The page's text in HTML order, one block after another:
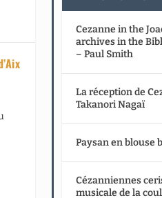
Cezanne in the
archives in the
– Paul Smith
La réception de
Takanori Nagaï
Paysan en blouse
Cézanniennes
musicale de la